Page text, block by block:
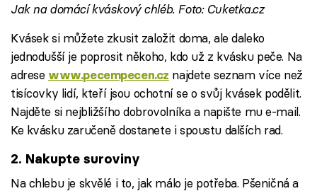
Jak na domácí kváskový chléb. Foto: Cuketka.cz
Kvásek si můžete zkusit založit doma, ale daleko
jednodušší je poprosit někoho, kdo už z kvásku peče. Na
adrese www.pecempecen.cz najdete seznam více než
tisícovky lidí, kteří jsou ochotní se o svůj kvásek podělit.
Najděte si nejbližšího dobrovolníka a napište mu e-mail.
Ke kvásku zaručeně dostanete i spoustu dalších rad.
2. Nakupte suroviny
Na chlebu je skvělé i to, jak málo je potřeba. Pšeničná a